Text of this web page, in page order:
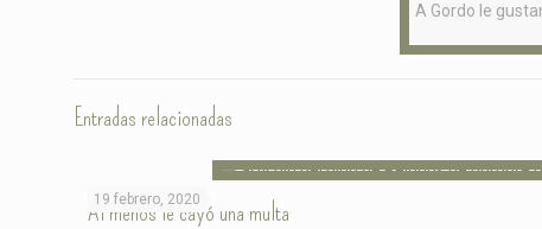
A Gordo le
Entradas relacionadas
19 febrero, 2020
Al menos le cayó una multa